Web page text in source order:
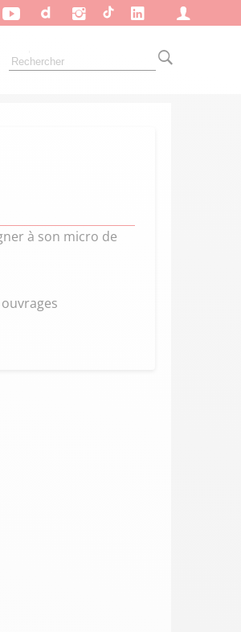
à son micro de